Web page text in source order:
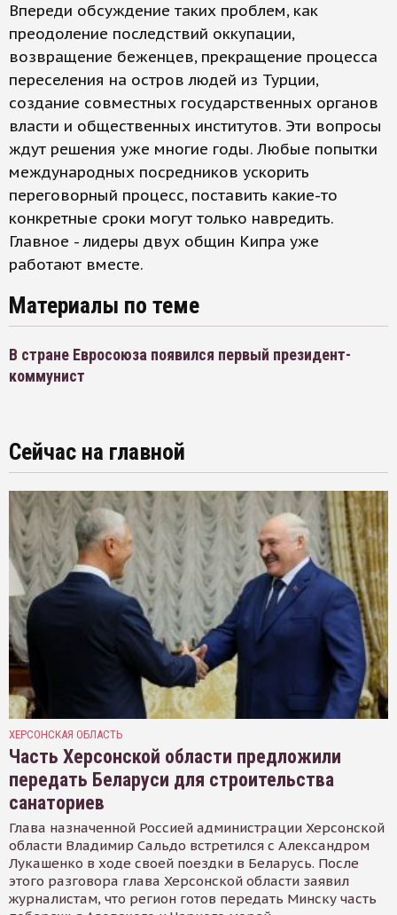
Впереди обсуждение таких проблем, как
преодоление последствий оккупации,
возвращение беженцев, прекращение процесса
переселения на остров людей из Турции,
создание совместных государственных органов
власти и общественных институтов. Эти вопросы
ждут решения уже многие годы. Любые попытки
международных посредников ускорить
переговорный процесс, поставить какие-то
конкретные сроки могут только навредить.
Главное - лидеры двух общин Кипра уже
работают вместе.
Материалы по теме
В стране Евросоюза появился первый президент-
коммунист
Сейчас на главной
ХЕРСОНСКАЯ ОБЛАСТЬ
Часть Херсонской области предложили
передать Беларуси для строительства
санаториев
Глава назначенной Россией администрации Херсонской
области Владимир Сальдо встретился с Александром
Лукашенко в ходе своей поездки в Беларусь. После
этого разговора глава Херсонской области заявил
журналистам, что регион готов передать Минску часть